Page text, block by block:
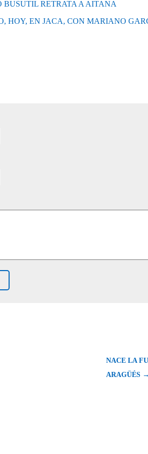
BUSUTIL RETRATA A AITANA
HOY, EN JACA, CON MARIANO
NACE LA
ARAGÜÉS